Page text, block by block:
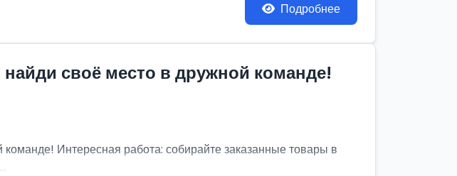
Подробнее
своё место в дружной команде!
Интересная работа: собирайте заказанные товары в